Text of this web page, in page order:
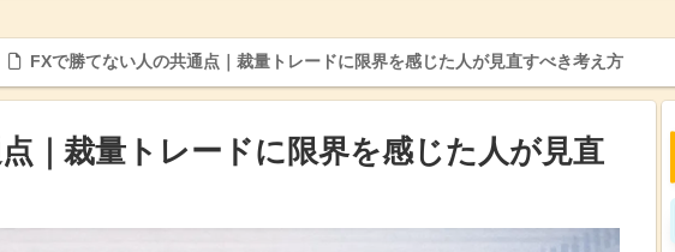
FXで勝てない人の共通点｜裁量トレードに限界を感じた人が見直すべき考え方
｜裁量トレードに限界を感じた人が見直